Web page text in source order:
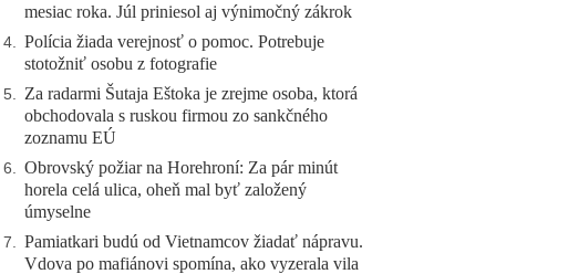
mesiac roka. Júl priniesol aj výnimočný zákrok
4. Polícia žiada verejnosť o pomoc. Potrebuje
stotožniť osobu z fotografie
5. Za radarmi Šutaja Eštoka je zrejme osoba, ktorá
obchodovala s ruskou firmou zo sankčného
zoznamu EÚ
6. Obrovský požiar na Horehroní: Za pár minút
horela celá ulica, oheň mal byť založený
úmyselne
7. Pamiatkari budú od Vietnamcov žiadať nápravu.
Vdova po mafiánovi spomína, ako vyzerala vila